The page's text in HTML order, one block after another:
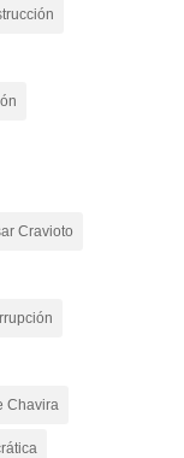
Cravioto
Chavira